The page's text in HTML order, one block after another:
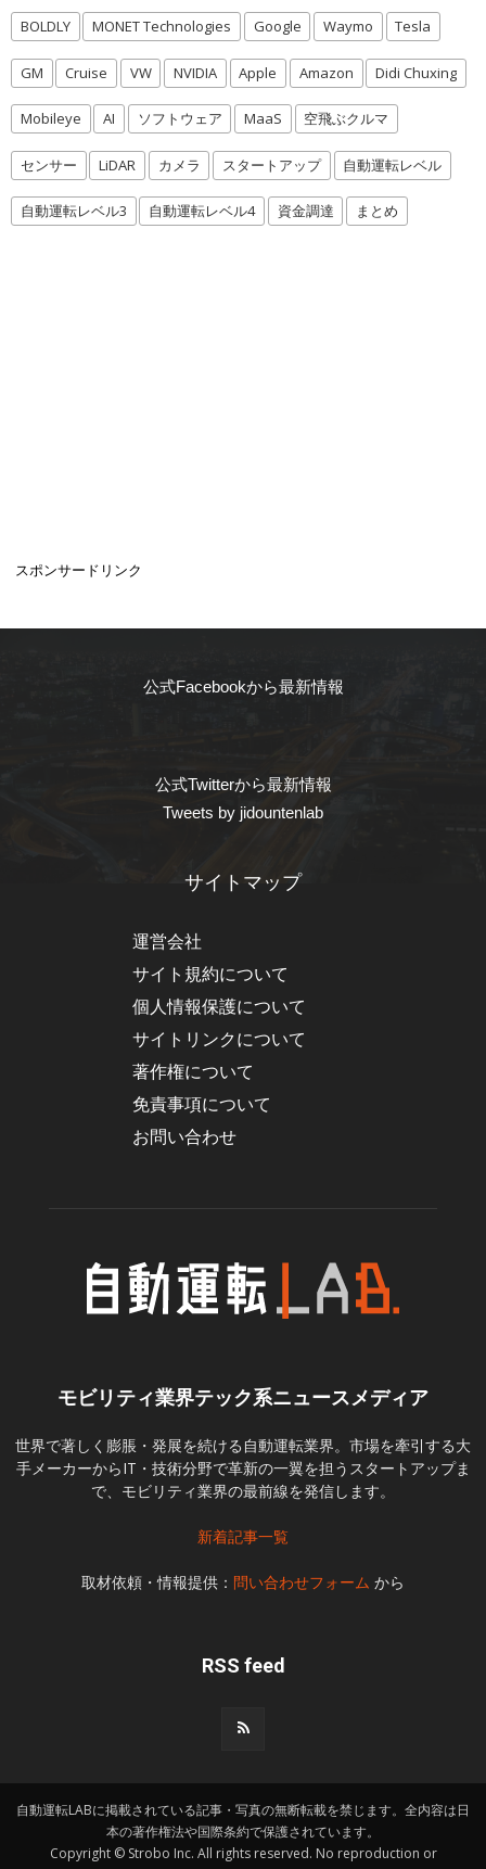
BOLDLY MONET Technologies Google Waymo Tesla
GM Cruise VW NVIDIA Apple Amazon Didi Chuxing
Mobileye AI ソフトウェア MaaS 空飛ぶクルマ
センサー LiDAR カメラ スタートアップ 自動運転レベル
自動運転レベル3 自動運転レベル4 資金調達 まとめ
スポンサードリンク
公式Facebookから最新情報
公式Twitterから最新情報
Tweets by jidountenlab
サイトマップ
運営会社
サイト規約について
個人情報保護について
サイトリンクについて
著作権について
免責事項について
お問い合わせ
モビリティ業界テック系ニュースメディア
世界で著しく膨脹・発展を続ける自動運転業界。市場を牽引する大
手メーカーからIT・技術分野で革新の一翼を担うスタートアップま
で、モビリティ業界の最前線を発信します。
新着記事一覧
取材依頼・情報提供： 問い合わせフォーム から
RSS feed
自動運転LABに掲載されている記事・写真の無断転載を禁じます。全内容は日
本の著作権法や国際条約で保護されています。
Copyright © Strobo Inc. All rights reserved. No reproduction or